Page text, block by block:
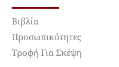
Βιβλία
Προσωπικότητες
Τροφή Για Σκέψη